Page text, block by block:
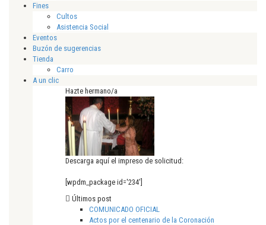
Fines
Cultos
Asistencia Social
Eventos
Buzón de sugerencias
Tienda
Carro
A un clic
Hazte hermano/a
Descarga aquí el impreso de solicitud:
[wpdm_package id='234']
Últimos post
COMUNICADO OFICIAL
Actos por el centenario de la Coronación